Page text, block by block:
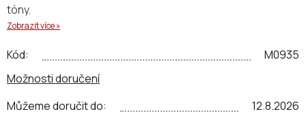
tóny.
Zobrazit více »
Můžeme doručit do: 12.8.2026
Možnosti doručení
Kód: M0935